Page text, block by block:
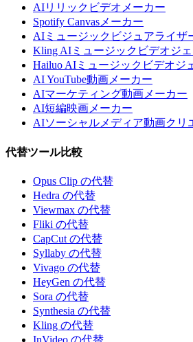
AIリリックビデオメーカー
Spotify Canvasメーカー
AIミュージックビジュアライザ
Kling AIミュージックビデオジ
Hailuo AIミュージックビデオジ
AI YouTube動画メーカー
AIマーケティング動画メーカー
AI短編映画メーカー
AIソーシャルメディア動画クリ
代替ツール比較
Opus Clip の代替
Hedra の代替
Viewmax の代替
Fliki の代替
CapCut の代替
Syllaby の代替
Vivago の代替
HeyGen の代替
Sora の代替
Synthesia の代替
Kling の代替
InVideo の代替